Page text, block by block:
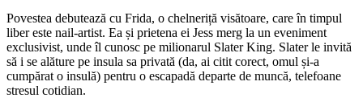
Povestea debutează cu Frida, o chelneriță visătoare, care în timpul
liber este nail-artist. Ea și prietena ei Jess merg la un eveniment
exclusivist, unde îl cunosc pe milionarul Slater King. Slater le invită
să i se alăture pe insula sa privată (da, ai citit corect, omul și-a
cumpărat o insulă) pentru o escapadă departe de muncă, telefoane
stresul cotidian.